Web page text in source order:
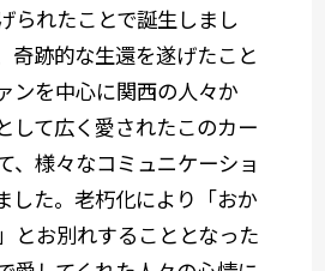
られたことで誕生しまし
奇跡的な生還を遂げたこと
ンを中心に関西の人々か
して広く愛されたこのカー
、様々なコミュニケーショ
した。老朽化により「おか
とお別れすることとなった